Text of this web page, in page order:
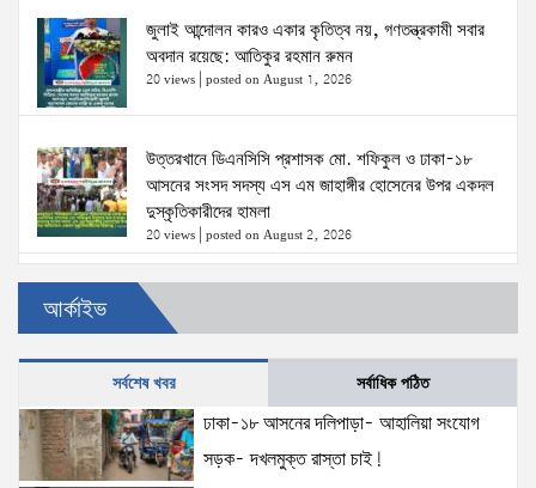
জুলাই আন্দোলন কারও একার কৃতিত্ব নয়, গণতন্ত্রকামী সবার
অবদান রয়েছে: আতিকুর রহমান রুমন
20 views posted on August 1, 2026
উত্তরখানে ডিএনসিসি প্রশাসক মো. শফিকুল ও ঢাকা-১৮
আসনের সংসদ সদস্য এস এম জাহাঙ্গীর হোসেনের উপর একদল
দুস্কৃতিকারীদের হামলা
20 views posted on August 2, 2026
৫ আগস্টের স্মরণসভা সফল করতে প্রস্তুতি সভা অনুষ্ঠিত
18 views
দক্ষিণখানে সেই নারী চিকিৎসককে খুনের মামলায় গ্রেপ্তার তার
স্বামী সোহেল রানার দুই দিনের রিমান্ড আদালত
16 views posted on August 3, 2026
আর্কাইভ
সর্বশেষ খবর সর্বাধিক পঠিত
ঢাকা-১৮ আসনের দলিপাড়া- আহালিয়া সংযোগ
সড়ক- দখলমুক্ত রাস্তা চাই!